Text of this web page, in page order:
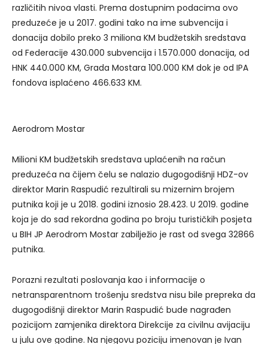
različitih nivoa vlasti. Prema dostupnim podacima ovo
preduzeće je u 2017. godini tako na ime subvencija i
donacija dobilo preko 3 miliona KM budžetskih sredstava
od Federacije 430.000 subvencija i 1.570.000 donacija, od
HNK 440.000 KM, Grada Mostara 100.000 KM dok je od IPA
fondova isplaćeno 466.633 KM.
Aerodrom Mostar
Milioni KM budžetskih sredstava uplaćenih na račun
preduzeća na čijem čelu se nalazio dugogodišnji HDZ-ov
direktor Marin Raspudić rezultirali su mizernim brojem
putnika koji je u 2018. godini iznosio 28.423. U 2019. godine
koja je do sad rekordna godina po broju turističkih posjeta
u BIH JP Aerodrom Mostar zabilježio je rast od svega 32866
putnika.
Porazni rezultati poslovanja kao i informacije o
netransparentnom trošenju sredstva nisu bile prepreka da
dugogodišnji direktor Marin Raspudić bude nagrađen
pozicijom zamjenika direktora Direkcije za civilnu avijaciju
u julu ove godine. Na njegovu poziciju imenovan je Ivan